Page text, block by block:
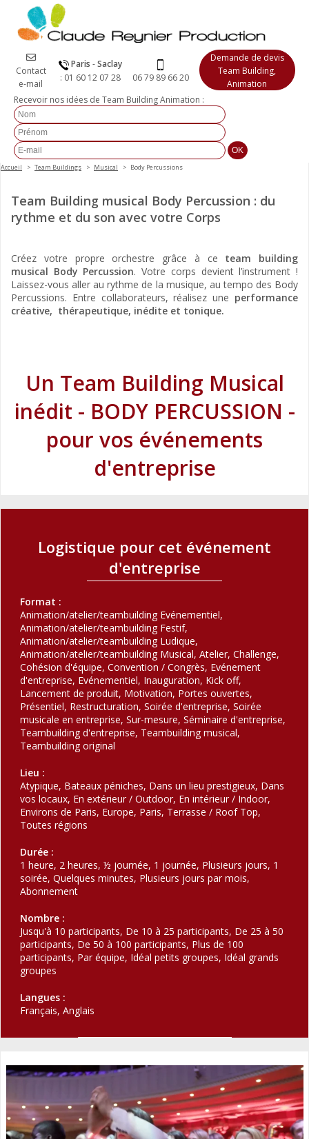
Contact
e-mail
Paris -Saclay
: 01 60 12 07 28 06 79 89 66 20
Demande de devis
Team Building,
Animation
Recevoir nos idées de Team Building Animation :
Accueil Team Buildings Musical Body Percussions
Team Building musical Body Percussion : du
rythme et du son avec votre Corps
Créez votre propre orchestre grâce à ce team building
musical Body Percussion. Votre corps devient l’instrument !
Laissez-vous aller au rythme de la musique, au tempo des Body
Percussions. Entre collaborateurs, réalisez une performance
créative, thérapeutique, inédite et tonique.
Un Team Building Musical
inédit - BODY PERCUSSION -
pour vos événements
d'entreprise
Logistique pour cet événement
d'entreprise
Format :
Animation/atelier/teambuilding Evénementiel,
Animation/atelier/teambuilding Festif,
Animation/atelier/teambuilding Ludique,
Animation/atelier/teambuilding Musical, Atelier, Challenge,
Cohésion d'équipe, Convention / Congrès, Evénement
d'entreprise, Evénementiel, Inauguration, Kick off,
Lancement de produit, Motivation, Portes ouvertes,
Présentiel, Restructuration, Soirée d'entreprise, Soirée
musicale en entreprise, Sur-mesure, Séminaire d'entreprise,
Teambuilding d'entreprise, Teambuilding musical,
Teambuilding original
Lieu :
Atypique, Bateaux péniches, Dans un lieu prestigieux, Dans
vos locaux, En extérieur / Outdoor, En intérieur / Indoor,
Environs de Paris, Europe, Paris, Terrasse / Roof Top,
Toutes régions
Durée :
1 heure, 2 heures, ½ journée, 1 journée, Plusieurs jours, 1
soirée, Quelques minutes, Plusieurs jours par mois,
Abonnement
Nombre :
Jusqu'à 10 participants, De 10 à 25 participants, De 25 à 50
participants, De 50 à 100 participants, Plus de 100
participants, Par équipe, Idéal petits groupes, Idéal grands
groupes
Langues :
Français, Anglais